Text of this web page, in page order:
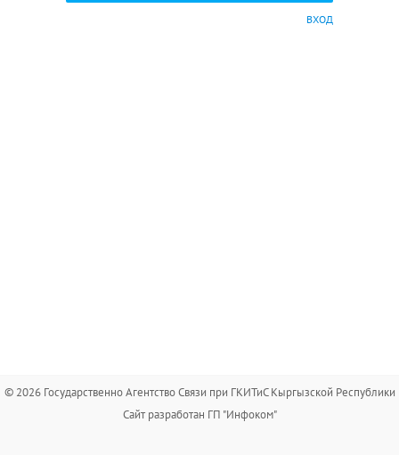
ВХОД
© 2026 Государственно Агентство Связи при ГКИТиС Кыргызской Республики
Сайт разработан ГП "Инфоком"